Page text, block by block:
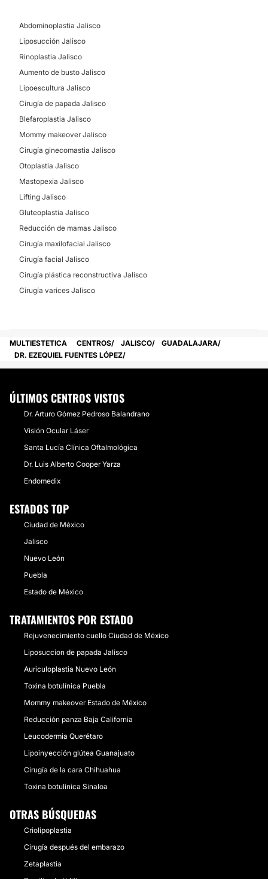
Eliminación de cicatrices
Aumento de labios
Rejuvenecimiento facial
Abdominoplastia Jalisco
Liposucción Jalisco
Rinoplastia Jalisco
Aumento de busto Jalisco
Lipoescultura Jalisco
Cirugía de papada Jalisco
Blefaroplastia Jalisco
Mommy makeover Jalisco
Cirugía ginecomastia Jalisco
Otoplastia Jalisco
Mastopexia Jalisco
Lifting Jalisco
Gluteoplastia Jalisco
Reducción de mamas Jalisco
Cirugía maxilofacial Jalisco
Cirugía facial Jalisco
Cirugía plástica reconstructiva Jalisco
Cirugía varices Jalisco
MULTIESTETICA CENTROS JALISCO
GUADALAJARA
DR. EZEQUIEL FUENTES LÓPEZ
ÚLTIMOS CENTROS VISTOS
Dr. Arturo Gómez Pedroso Balandrano
Visión Ocular Láser
Santa Lucía Clínica Oftalmológica
Dr. Luis Alberto Cooper Yarza
Endomedix
ESTADOS TOP
Ciudad de México
Jalisco
Nuevo León
Puebla
Estado de México
TRATAMIENTOS POR ESTADO
Rejuvenecimiento cuello Ciudad de México
Liposuccion de papada Jalisco
Auriculoplastia Nuevo León
Toxina botulínica Puebla
Mommy makeover Estado de México
Reducción panza Baja California
Leucodermia Querétaro
Lipoinyección glútea Guanajuato
Cirugía de la cara Chihuahua
Toxina botulínica Sinaloa
OTRAS BÚSQUEDAS
Criolipoplastia
Cirugía después del embarazo
Zetaplastia